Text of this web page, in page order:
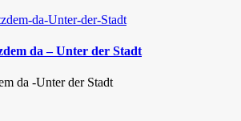
da – Unter der Stadt
da -Unter der Stadt